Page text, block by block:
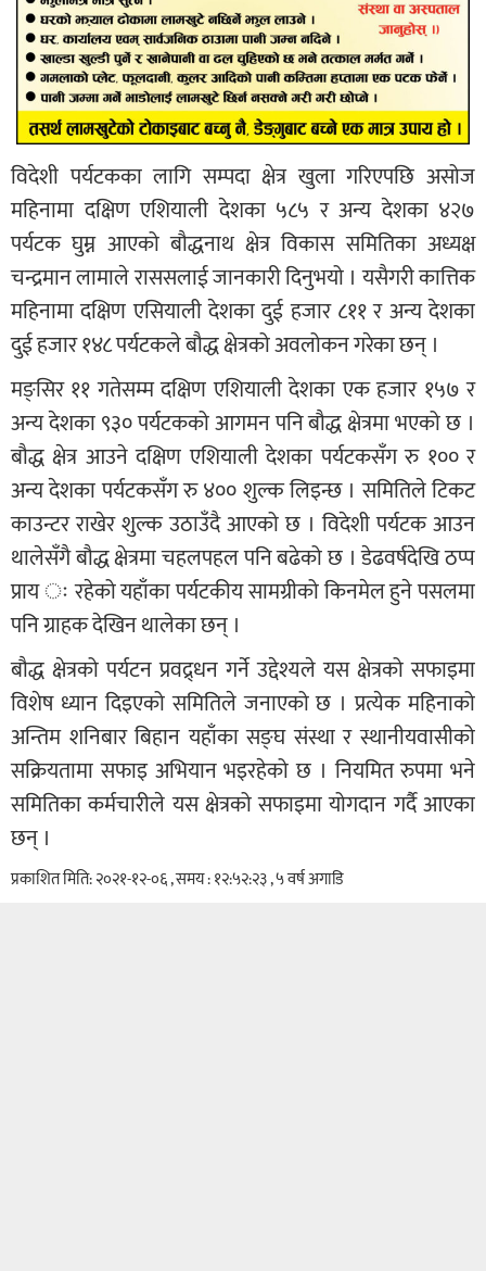
विदेशी पर्यटकका लागि सम्पदा क्षेत्र खुला गरिएपछि असोज
महिनामा दक्षिण एशियाली देशका ५८५ र अन्य देशका ४२७
पर्यटक घुम्न आएको बौद्धनाथ क्षेत्र विकास समितिका अध्यक्ष
चन्द्रमान लामाले राससलाई जानकारी दिनुभयो । यसैगरी कात्तिक
महिनामा दक्षिण एसियाली देशका दुई हजार ८११ र अन्य देशका
दुई हजार १४८ पर्यटकले बौद्ध क्षेत्रको अवलोकन गरेका छन् ।
मङ्सिर ११ गतेसम्म दक्षिण एशियाली देशका एक हजार १५७ र
अन्य देशका ९३० पर्यटकको आगमन पनि बौद्ध क्षेत्रमा भएको छ ।
बौद्ध क्षेत्र आउने दक्षिण एशियाली देशका पर्यटकसँग रु १०० र
अन्य देशका पर्यटकसँग रु ४०० शुल्क लिइन्छ । समितिले टिकट
काउन्टर राखेर शुल्क उठाउँदै आएको छ । विदेशी पर्यटक आउन
थालेसँगै बौद्ध क्षेत्रमा चहलपहल पनि बढेको छ । डेढवर्षदेखि ठप्प
प्राय ः रहेको यहाँका पर्यटकीय सामग्रीको किनमेल हुने पसलमा
पनि ग्राहक देखिन थालेका छन् ।
बौद्ध क्षेत्रको पर्यटन प्रवद्र्धन गर्ने उद्देश्यले यस क्षेत्रको सफाइमा
विशेष ध्यान दिइएको समितिले जनाएको छ । प्रत्येक महिनाको
अन्तिम शनिबार बिहान यहाँका सङ्घ संस्था र स्थानीयवासीको
सक्रियतामा सफाइ अभियान भइरहेको छ । नियमित रुपमा भने
समितिका कर्मचारीले यस क्षेत्रको सफाइमा योगदान गर्दै आएका
छन् ।
प्रकाशित मिति: २०२१-१२-०६ , समय : १२:५२:२३ , ५ वर्ष अगाडि